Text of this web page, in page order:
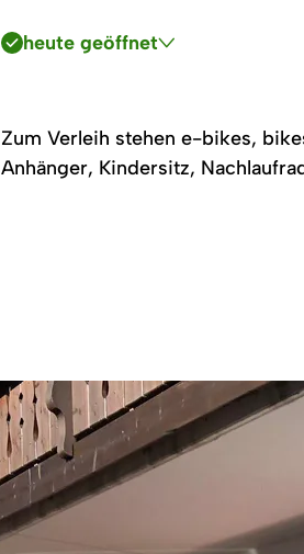
heute geöffnet
Zum Verleih stehen e-bikes,
Anhänger, Kindersitz,